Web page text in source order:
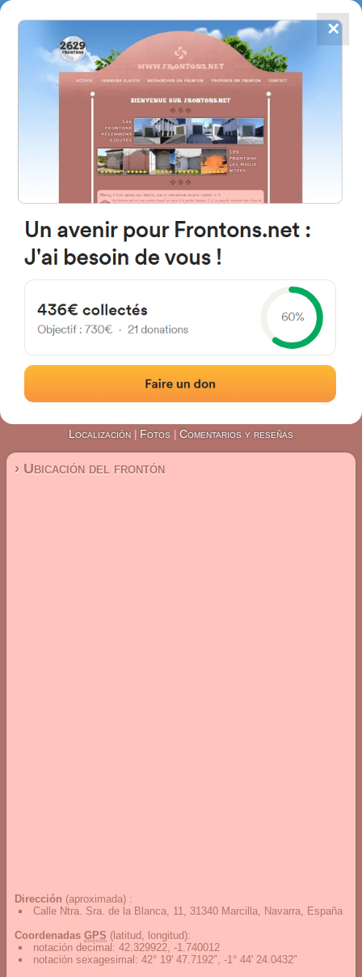
FRONTONS.NET
BUSCAR UN FRONTÓN
AÑADIR UN FRONTÓN
4784
frontones
Calle Ntra. Sra. de la Blanca
31340 Marcilla, Navarra
Espagne
B nca 11 Marcil España
Frontón de pared izquierda
Localización Fotos Comentarios y reseñas
› Ubicación del frontón
Dirección (aproximada) :
Calle Ntra. Sra. de la Blanca, 11, 31340 Marcilla, Navarra, España
Coordenadas GPS (latitud, longitud):
notación decimal : 42.329922, -1.740012
notación sexagesimal : 42° 19' 47.7192", -1° 44' 24.0432"
✕